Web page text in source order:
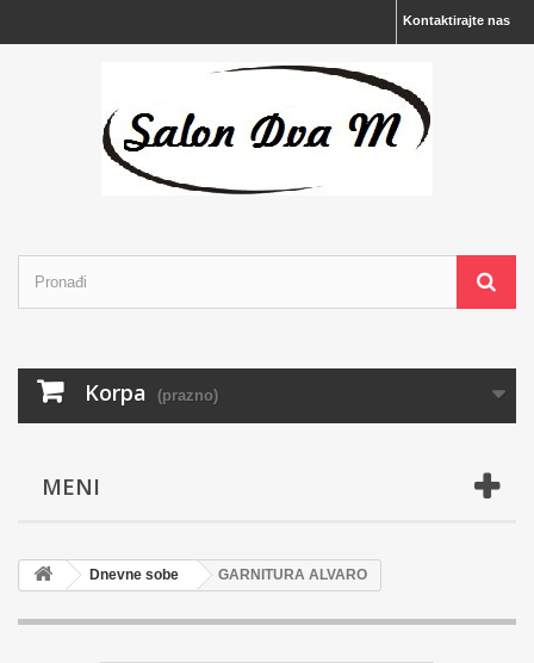
Kontaktirajte nas
Korpa (prazno)
MENI
Dnevne sobe GARNITURA ALVARO